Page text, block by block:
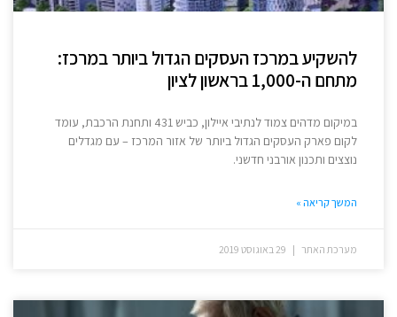
להשקיע במרכז העסקים הגדול ביותר במרכז:
מתחם ה-1,000 בראשון לציון
במיקום מדהים צמוד לנתיבי איילון, כביש 431 ותחנת הרכבת, עומד
לקום פארק העסקים הגדול ביותר של אזור המרכז – עם מגדלים
נוצצים ותכנון אורבני חדשני.
המשך קריאה »
מערכת האתר